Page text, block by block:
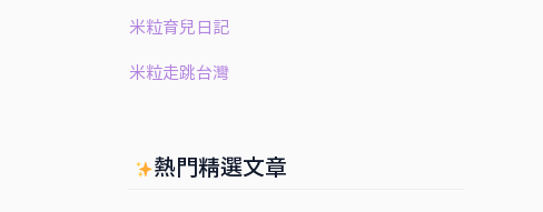
米粒育兒日記
米粒走跳台灣
熱門精選文章